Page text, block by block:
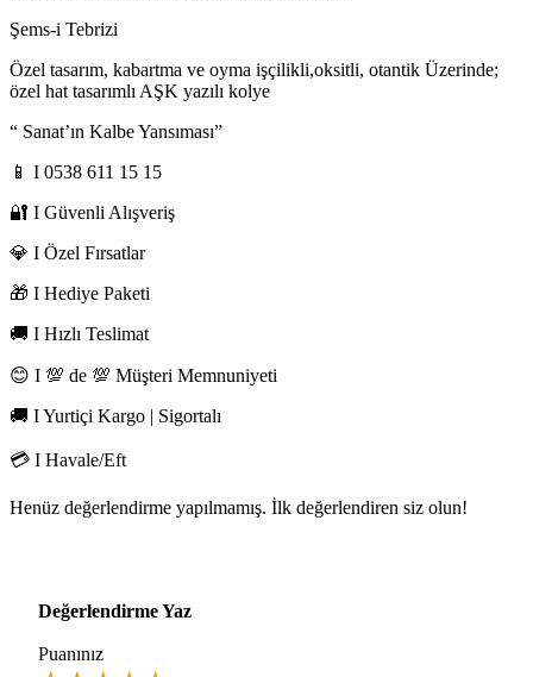
Şems-i Tebrizi
Özel tasarım, kabartma ve oyma işçilikli,oksitli, otantik Üzerinde;
özel hat tasarımlı AŞK yazılı kolye
“ Sanat’ın Kalbe Yansıması”
📱 I 0538 611 15 15
🔐 I Güvenli Alışveriş
💎 I Özel Fırsatlar
🎁 I Hediye Paketi
🚚 I Hızlı Teslimat
😊 I 💯 de 💯 Müşteri Memnuniyeti
🚚 I Yurtiçi Kargo | Sigortalı
💳 I Havale/Eft
Henüz değerlendirme yapılmamış. İlk değerlendiren siz olun!
Değerlendirme Yaz
Puanınız